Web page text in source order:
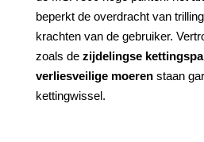
beperkt de overdracht van
krachten van de gebruiker.
zoals de zijdelingse
verliesveilige moeren staan
kettingwissel.